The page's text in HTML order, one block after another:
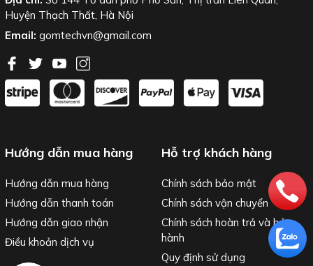
Huyện Thạch Thất, Hà Nội
Email: gomtechvn@gmail.com
Hướng dẫn mua hàng
Hướng dẫn mua hàng
Hướng dẫn thanh toán
Hướng dẫn giao nhận
Điều khoản dịch vụ
Hỗ trợ khách hàng
Chính sách bảo mật
Chính sách vận chuyển
Chính sách hoàn trả và bảo
hành
Quy định sử dụng